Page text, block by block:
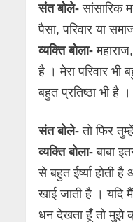
संत बोले- सांसारिक
पैसा, परिवार या
व्यक्ति बोला-
है । मेरा परिवार
बहुत प्रतिष्ठा भी है ।
संत बोले- तो फिर
व्यक्ति बोला- बाबा
से बहुत ईर्ष्या होती
खाई जाती है । यदि
धन देखता हूंँ तो मुझे